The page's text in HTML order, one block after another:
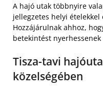
A hajó utak többnyire
jellegzetes helyi ételekkel
Hozzájárulnak ahhoz,
betekintést nyerhessenek
Tisza-tavi
közelségében